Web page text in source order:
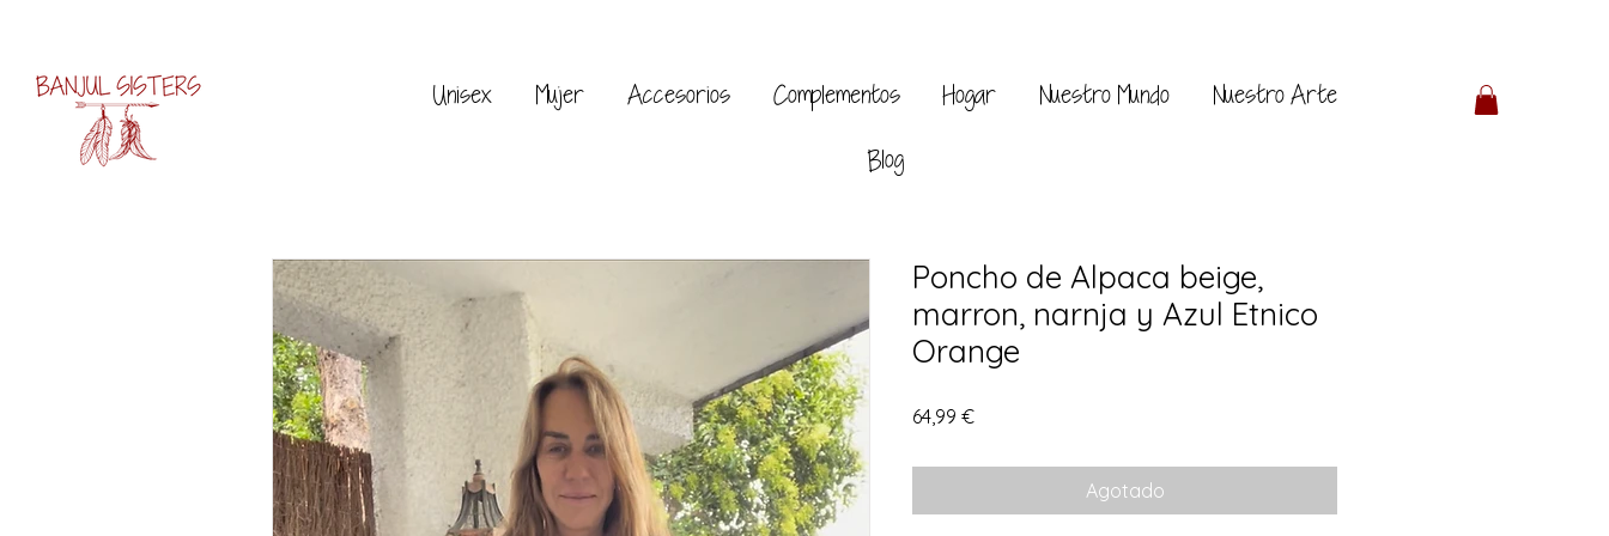
Unisex Mujer Accesorios Complementos Hogar Nuestro Mundo Nuestro Arte
Blog
Poncho de Alpaca beige,
marron, narnja y Azul Etnico
Orange
64,99 €Precio
Agotado